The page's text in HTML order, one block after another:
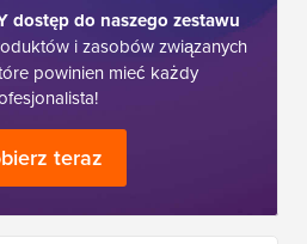
dostęp do naszego zestawu
i zasobów związanych
powinien mieć każdy
teraz